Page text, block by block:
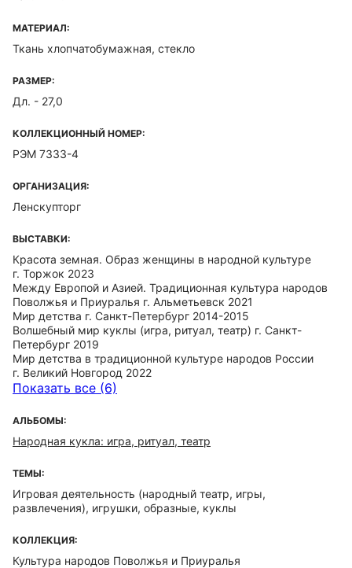
МАТЕРИАЛ:
Ткань хлопчатобумажная, стекло
РАЗМЕР:
Дл. - 27,0
КОЛЛЕКЦИОННЫЙ НОМЕР:
РЭМ 7333-4
ОРГАНИЗАЦИЯ:
Ленскупторг
ВЫСТАВКИ:
Красота земная. Образ женщины в народной культуре
г. Торжок 2023
Между Европой и Азией. Традиционная культура народов
Поволжья и Приуралья г. Альметьевск 2021
Мир детства г. Санкт-Петербург 2014-2015
Волшебный мир куклы (игра, ритуал, театр) г. Санкт-
Петербург 2019
Мир детства в традиционной культуре народов России
г. Великий Новгород 2022
Показать все (6)
АЛЬБОМЫ:
Народная кукла: игра, ритуал, театр
ТЕМЫ:
Игровая деятельность (народный театр, игры,
развлечения), игрушки, образные, куклы
КОЛЛЕКЦИЯ:
Культура народов Поволжья и Приуралья